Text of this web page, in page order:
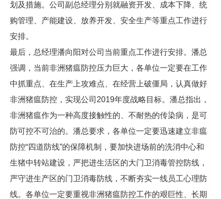
划及措施。公司副总经理分别就融资开发、成本下降、统
购管理、产能建设、放养开发、安全生产等重点工作进行
安排。
最后，总经理潘向阳对公司当前重点工作进行安排。潘总
强调，当前非洲猪瘟防控压力巨大，各单位一定要在工作
中抓重点、在生产上攻难点、在经营上破僵局，认真做好
非洲猪瘟防控，实现公司2019年度战略目标。潘总指出，
非洲猪瘟作为一种高度接触性的、不耐热的传染病，是可
防可控不可治的。潘总要求，各单位一定要迅速建立非瘟
防控“四道防线”的保障机制，要加快进场前的洗消中心和
生猪中转站建设，严把进生活区的大门卫消毒管控防线，
严守进生产区的门卫消毒防线，不断夯实一线员工心理防
线。各单位一定要重视非洲猪瘟防控工作的艰巨性、长期